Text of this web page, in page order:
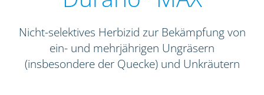
Nicht-selektives Herbizid zur Bekämpfung von
ein- und mehrjährigen Ungräsern
(insbesondere der Quecke) und Unkräutern